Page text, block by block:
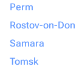
Perm
Rostov-on-Don
Samara
Tomsk